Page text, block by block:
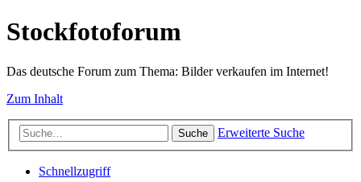
Stockfotoforum
Das deutsche Forum zum Thema: Bilder verkaufen im Internet!
Zum Inhalt
Suche Erweiterte Suche
Schnellzugriff